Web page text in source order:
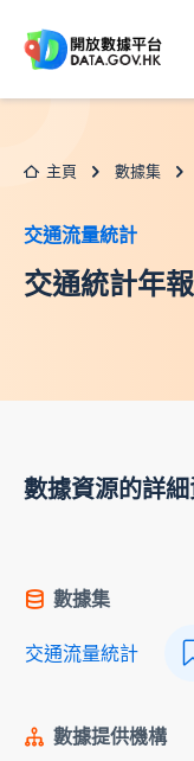
主頁 數據集
交通流量統計
交通統計年
數據資源的詳
數據集
交通流量統計
數據提供機構